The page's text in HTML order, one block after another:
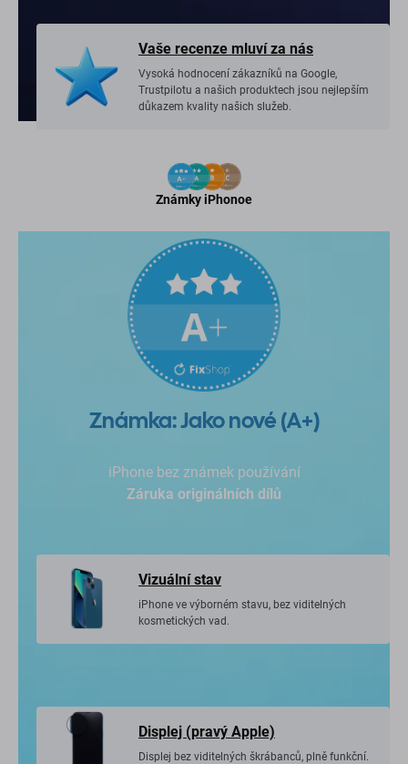
Vaše recenze mluví za nás
Vysoká hodnocení zákazníků na Google,
Trustpilotu a našich produktech jsou nejlepším
důkazem kvality našich služeb.
Známky iPhonoe
Známka: Jako nové (A+)
iPhone bez známek používání
Záruka originálních dílů
Vizuální stav
iPhone ve výborném stavu, bez viditelných
kosmetických vad.
Displej (pravý Apple)
Displej bez viditelných škrábanců, plně funkční.